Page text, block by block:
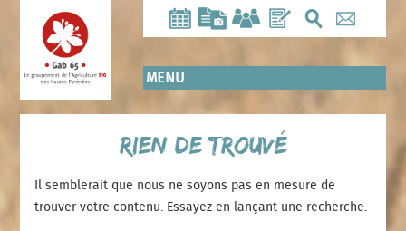
contenu
principal
MENU
Rien de trouvé
Il semblerait que nous ne soyons pas en mesure de
trouver votre contenu. Essayez en lançant une recherche.